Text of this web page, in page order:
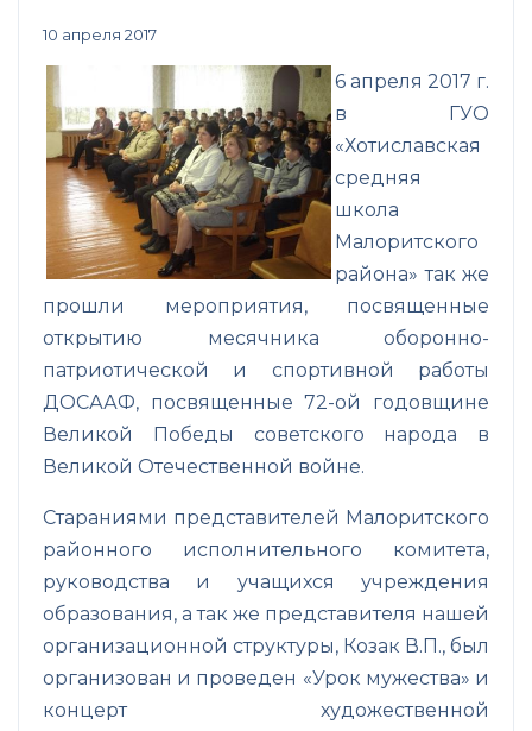
10 апреля 2017
6 апреля 2017 г.
в ГУО
«Хотиславская
средняя
школа
Малоритского
района» так же
прошли мероприятия, посвященные
открытию месячника оборонно-
патриотической и спортивной работы
ДОСААФ, посвященные 72-ой годовщине
Великой Победы советского народа в
Великой Отечественной войне.
Стараниями представителей Малоритского
районного исполнительного комитета,
руководства и учащихся учреждения
образования, а так же представителя нашей
организационной структуры, Козак В.П., был
организован и проведен «Урок мужества» и
концерт художественной